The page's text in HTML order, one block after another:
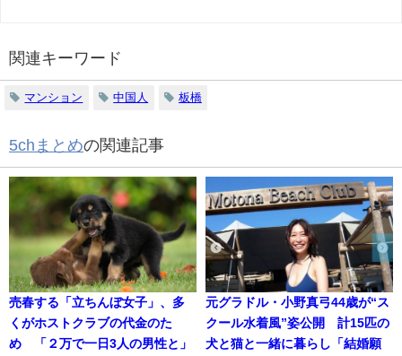
関連キーワード
マンション 中国人 板橋
5chまとめの関連記事
売春する「立ちんぼ女子」、多
くがホストクラブの代金のた
め 「２万で一日3人の男性と」
元グラドル・小野真弓44歳が“ス
クール水着風”姿公開 計15匹の
犬と猫と一緒に暮らし「結婚願